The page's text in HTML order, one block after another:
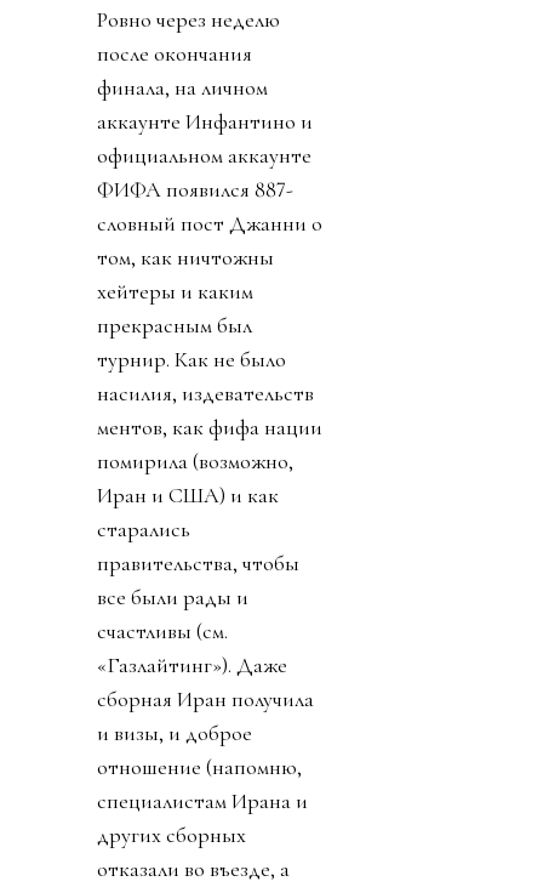
Ровно через неделю
после окончания
финала, на личном
аккаунте Инфантино и
официальном аккаунте
ФИФА появился 887-
словный пост Джанни о
том, как ничтожны
хейтеры и каким
прекрасным был
турнир. Как не было
насилия, издевательств
ментов, как фифа нации
помирила (возможно,
Иран и США) и как
старались
правительства, чтобы
все были рады и
счастливы (см.
«Газлайтинг»). Даже
сборная Иран получила
и визы, и доброе
отношение (напомню,
специалистам Ирана и
других сборных
отказали во въезде, а